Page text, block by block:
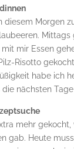
diesem Morgen
mit mir Essen
Risotto
habe ich
die nächsten
mehr
gab. Heute